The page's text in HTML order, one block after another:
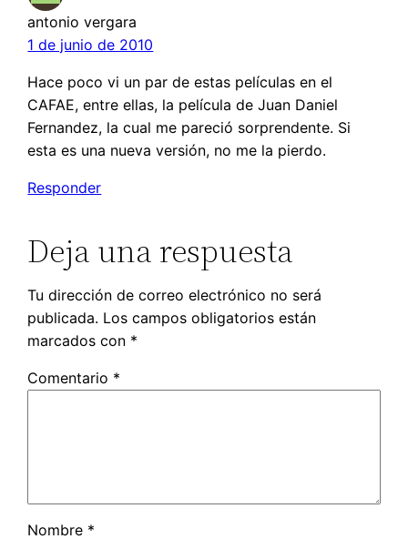
antonio vergara
1 de junio de 2010
Hace poco vi un par de estas películas en el
CAFAE, entre ellas, la película de Juan Daniel
Fernandez, la cual me pareció sorprendente. Si
esta es una nueva versión, no me la pierdo.
Responder
Deja una respuesta
Tu dirección de correo electrónico no será
publicada. Los campos obligatorios están
marcados con *
Comentario *
Nombre *